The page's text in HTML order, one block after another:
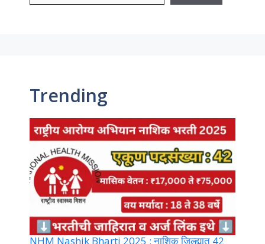
Trending
NHM Nashik Bharti 2025 : नाशिक जिल्ह्यात 42